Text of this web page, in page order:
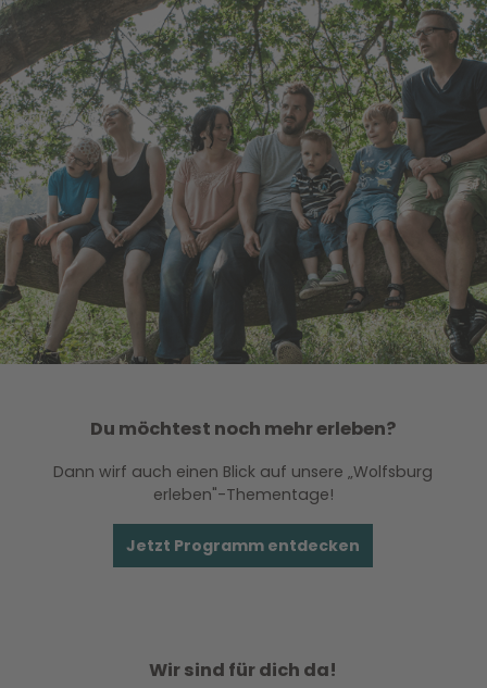
Du möchtest noch mehr erleben?
Dann wirf auch einen Blick auf unsere „Wolfsburg
erleben"-Thementage!
Jetzt Programm entdecken
Wir sind für dich da!